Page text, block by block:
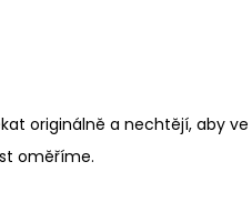
originálně a nechtějí, aby
oměříme.